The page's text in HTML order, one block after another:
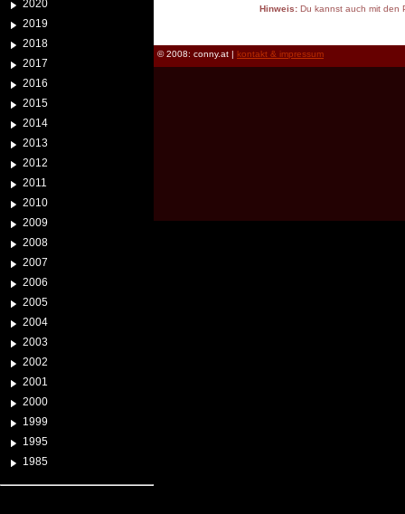
2020
2019
2018
2017
2016
2015
2014
2013
2012
2011
2010
2009
2008
2007
2006
2005
2004
2003
2002
2001
2000
1999
1995
1985
Hinweis:Du kannst auch mit den
© 2008: conny.at | kontakt & impressum